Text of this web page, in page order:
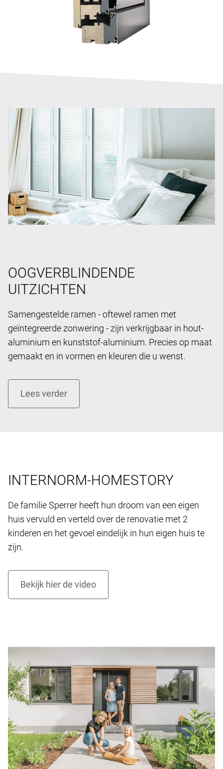
OOGVERBLINDENDE
UITZICHTEN
Samengestelde ramen - oftewel ramen met
geïntegreerde zonwering - zijn verkrijgbaar in hout-
aluminium en kunststof-aluminium. Precies op maat
gemaakt en in vormen en kleuren die u wenst.
INTERNORM-HOMESTORY
De familie Sperrer heeft hun droom van een eigen ​​
huis vervuld en verteld over de renovatie met 2
kinderen en het gevoel eindelijk in hun eigen huis te
zijn.